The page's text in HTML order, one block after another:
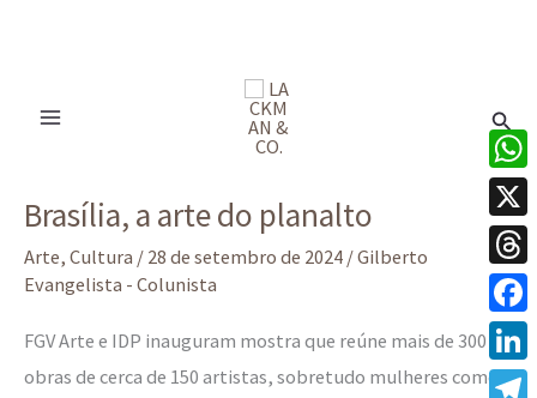
Brasília, a arte do planalto
Arte, Cultura / 28 de setembro de 2024 /Gilberto
Evangelista - Colunista
FGV Arte e IDP inauguram mostra que reúne mais de 300
obras de cerca de 150 artistas, sobretudo mulheres como
a
arte
do
X